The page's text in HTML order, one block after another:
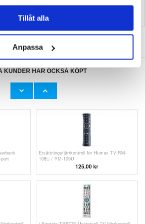
Tillåt alla
Anpassa
SKRIV EN RECENSION
KUNDER HAR OCKSÅ KÖPT
Kolfiber - Blå
YF-P30 MagSafe-kompatibel powerbank
Ersättningsfjärrkontroll för Humax TV RM-
108U / RM-109U
125,00 kr